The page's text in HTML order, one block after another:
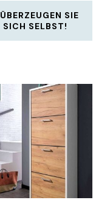
ÜBERZEUGEN SIE
SICH SELBST!